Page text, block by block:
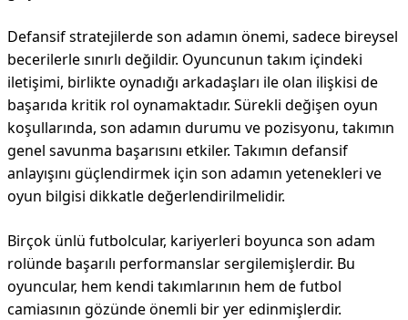
Defansif stratejilerde son adamın önemi, sadece bireysel
becerilerle sınırlı değildir. Oyuncunun takım içindeki
iletişimi, birlikte oynadığı arkadaşları ile olan ilişkisi de
başarıda kritik rol oynamaktadır. Sürekli değişen oyun
koşullarında, son adamın durumu ve pozisyonu, takımın
genel savunma başarısını etkiler. Takımın defansif
anlayışını güçlendirmek için son adamın yetenekleri ve
oyun bilgisi dikkatle değerlendirilmelidir.
Birçok ünlü futbolcular, kariyerleri boyunca son adam
rolünde başarılı performanslar sergilemişlerdir. Bu
oyuncular, hem kendi takımlarının hem de futbol
camiasının gözünde önemli bir yer edinmişlerdir.